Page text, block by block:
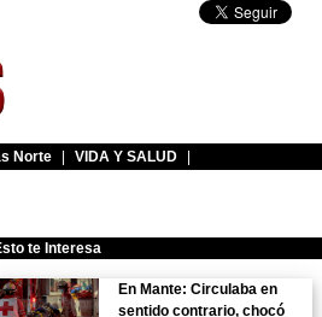
Norte VIDA Y SALUD
te Interesa
En Mante: Circulaba en
sentido contrario, chocó